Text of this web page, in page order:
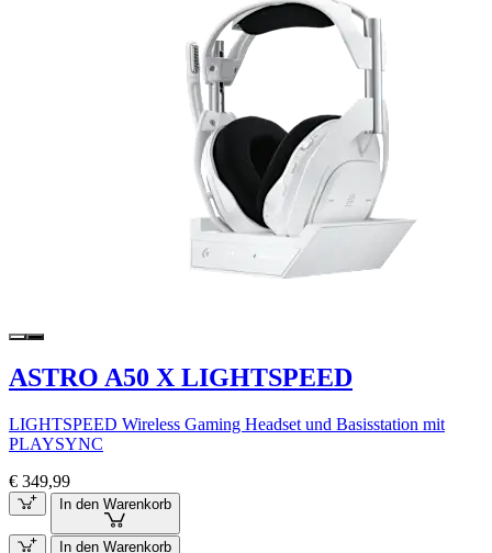
ASTRO A50 X LIGHTSPEED
LIGHTSPEED Wireless Gaming Headset und Basisstation mit
PLAYSYNC
€ 349,99
In den Warenkorb
In den Warenkorb